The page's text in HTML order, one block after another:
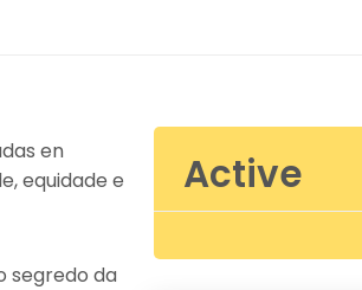
en
equidade e
segredo da
Active